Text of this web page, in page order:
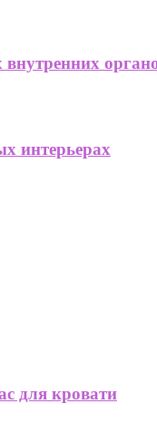
интерьерах
для кровати